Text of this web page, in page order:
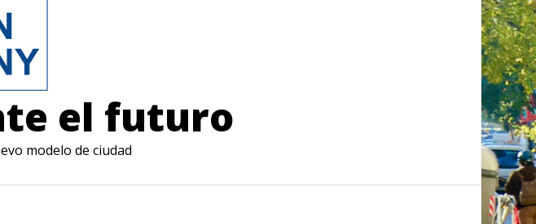
el futuro
modelo de ciudad